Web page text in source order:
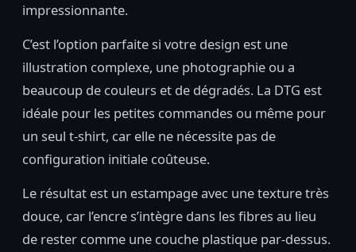
impressionnante.
C’est l’option parfaite si votre design est une
illustration complexe, une photographie ou a
beaucoup de couleurs et de dégradés. La DTG est
idéale pour les petites commandes ou même pour
un seul t-shirt, car elle ne nécessite pas de
configuration initiale coûteuse.
Le résultat est un estampage avec une texture très
douce, car l’encre s’intègre dans les fibres au lieu
de rester comme une couche plastique par-dessus.